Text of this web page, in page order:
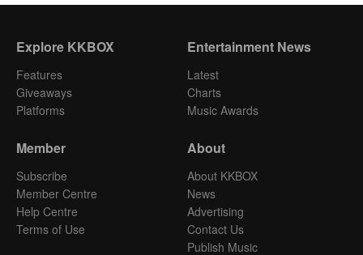
Explore KKBOX
Features
Giveaways
Platforms
Entertainment News
Latest
Charts
Music Awards
Member
Subscribe
Member Centre
Help Centre
Terms of Use
About
About KKBOX
News
Advertising
Contact Us
Publish Music